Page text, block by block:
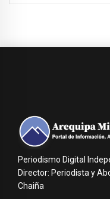
Periodismo Digital
Director: Periodista y
Chaiña